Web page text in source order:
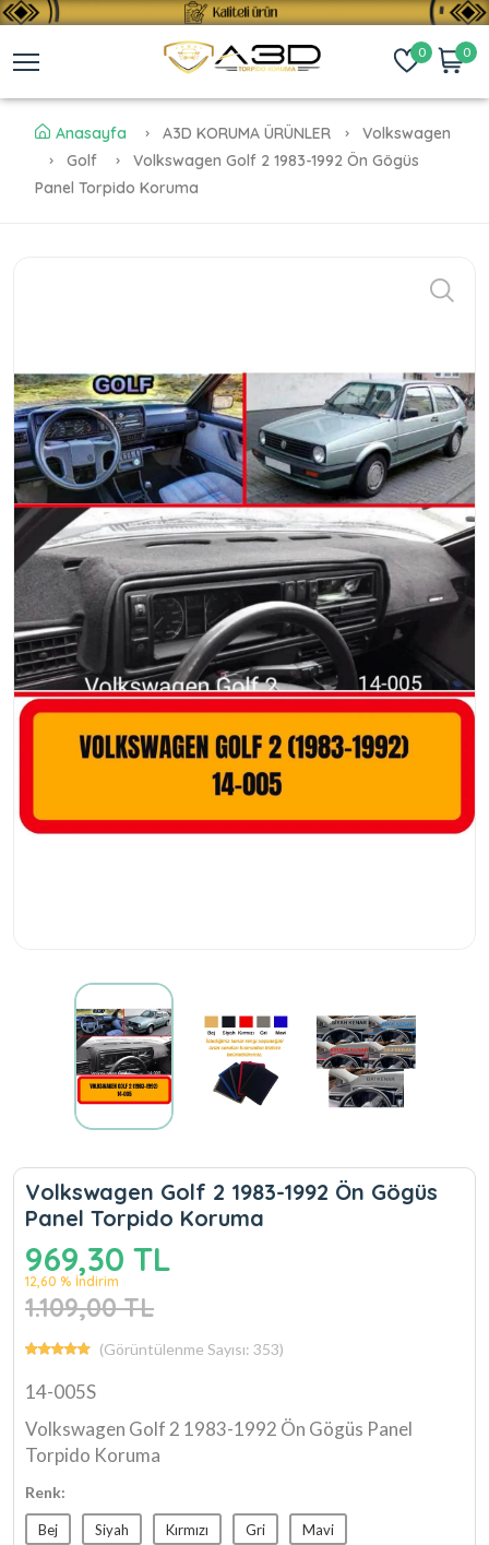
0 0
Anasayfa A3D KORUMA ÜRÜNLER
Volkswagen
Golf
Volkswagen Golf 2 1983-1992 Ön Gögüs
Panel Torpido Koruma
Volkswagen Golf 2 1983-1992 Ön Gögüs
Panel Torpido Koruma
969,30 TL
12,60 % İndirim
1.109,00 TL
(Görüntülenme Sayısı: 353)
14-005S
Volkswagen Golf 2 1983-1992 Ön Gögüs Panel
Torpido Koruma
Renk:
Bej Siyah Kırmızı Gri Mavi